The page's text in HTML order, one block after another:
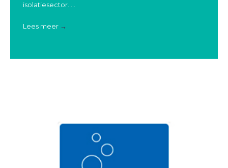
isolatiesector. ...
Lees meer →